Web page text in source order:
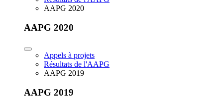
AAPG 2020
AAPG 2020
Appels à projets
Résultats de l'AAPG
AAPG 2019
AAPG 2019